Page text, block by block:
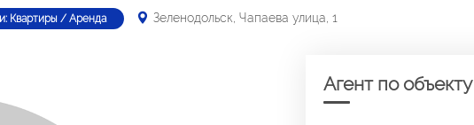
Квартиры / Аренда Зеленодольск, Чапаева улица, 1
Агент по объекту